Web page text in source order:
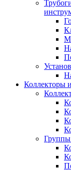
Коллекторы
Группы